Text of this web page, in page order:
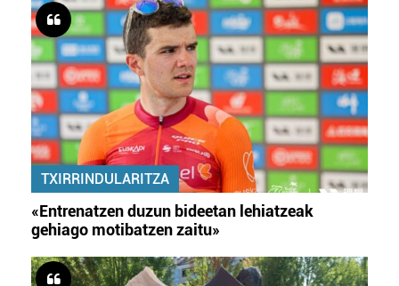
TXIRRINDULARITZA
«Entrenatzen duzun bideetan lehiatzeak
gehiago motibatzen zaitu»